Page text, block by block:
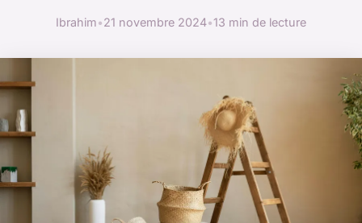
Ibrahim•21 novembre 2024•13 min de lecture